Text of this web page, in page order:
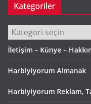
Kategoriler
Kategoriler
İletişim – Künye –
Harbiyiyorum Almanak
Harbiyiyorum Reklam,